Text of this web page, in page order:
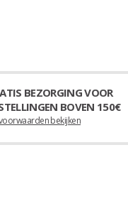
BEZORGING VOOR
BOVEN 150€
bekijken